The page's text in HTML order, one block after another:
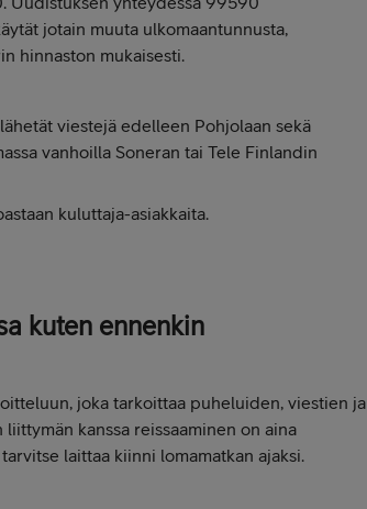
jotain muuta ulkomaantunnusta,
hinnaston mukaisesti.
viestejä edelleen Pohjolaan sekä
vanhoilla Soneran tai Tele Finlandin
kuluttaja-asiakkaita.
kuten ennenkin
joka tarkoittaa puheluiden, viestien ja
kanssa reissaaminen on aina
laittaa kiinni lomamatkan ajaksi.